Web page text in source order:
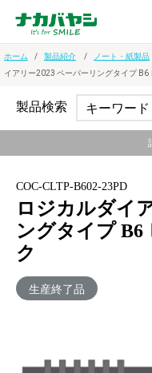
ホーム 製品紹介 ノート・紙製品
イアリー2023 ペーパーリングタイプ B6
COC-CLTP-B602-23PD
ロジカルダイ
ングタイプ B6
ク
生産終了品
製品検索